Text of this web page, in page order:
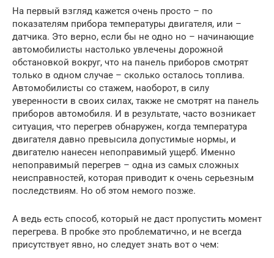
На первый взгляд кажется очень просто – по
показателям прибора температуры двигателя, или –
датчика. Это верно, если бы не одно но – начинающие
автомобилисты настолько увлечены дорожной
обстановкой вокруг, что на панель приборов смотрят
только в одном случае – сколько осталось топлива.
Автомобилисты со стажем, наоборот, в силу
уверенности в своих силах, также не смотрят на панель
приборов автомобиля. И в результате, часто возникает
ситуация, что перегрев обнаружен, когда температура
двигателя давно превысила допустимые нормы, и
двигателю нанесен непоправимый ущерб. Именно
непоправимый перегрев – одна из самых сложных
неисправностей, которая приводит к очень серьезным
последствиям. Но об этом немого позже.
А ведь есть способ, который не даст пропустить момент
перегрева. В пробке это проблематично, и не всегда
присутствует явно, но следует знать вот о чем: